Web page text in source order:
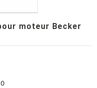
moteur Becker